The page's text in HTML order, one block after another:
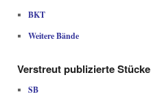
BKT
Weitere Bände
Verstreut publizierte Stücke
SB